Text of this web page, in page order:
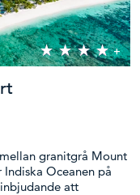
granitgrå Mount
Oceanen på
att